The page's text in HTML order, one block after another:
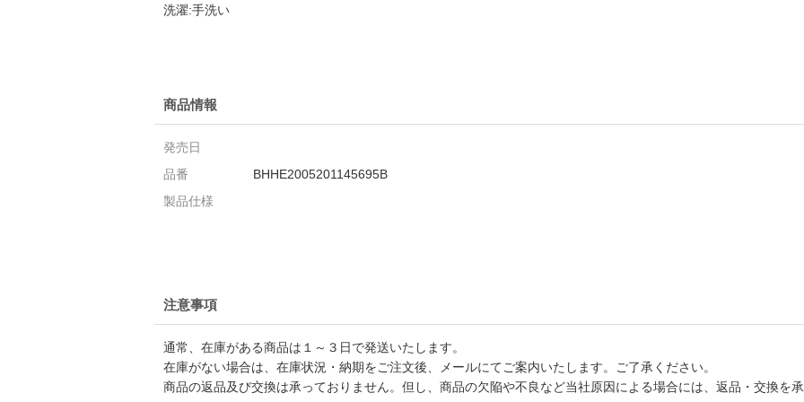
洗濯:手洗い
商品情報
発売日
品番
BHHE2005201145695B
製品仕様
注意事項
通常、在庫がある商品は１～３日で発送いたします。
在庫がない場合は、在庫状況・納期をご注文後、メールにてご案内いたします。ご了承ください。
商品の返品及び交換は承っておりません。但し、商品の欠陥や不良など当社原因による場合には、返品・交換を